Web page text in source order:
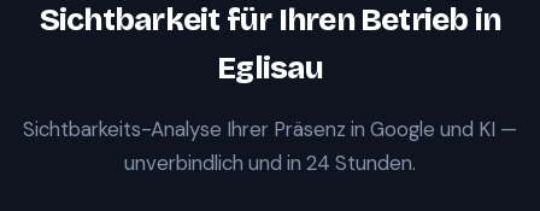
Sichtbarkeit für Ihren Betrieb in
Eglisau
Sichtbarkeits-Analyse Ihrer Präsenz in Google und KI —
unverbindlich und in 24 Stunden.